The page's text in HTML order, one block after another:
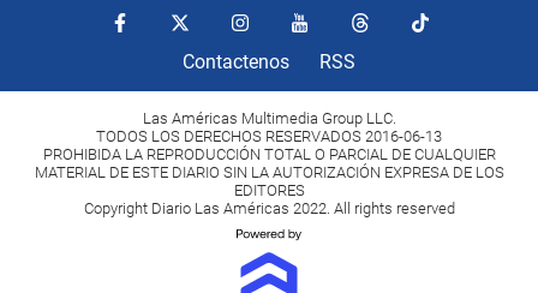
Contactenos RSS
Las Américas Multimedia Group LLC.
TODOS LOS DERECHOS RESERVADOS 2016-06-13
PROHIBIDA LA REPRODUCCIÓN TOTAL O PARCIAL DE CUALQUIER
MATERIAL DE ESTE DIARIO SIN LA AUTORIZACIÓN EXPRESA DE LOS
EDITORES
Copyright Diario Las Américas 2022. All rights reserved